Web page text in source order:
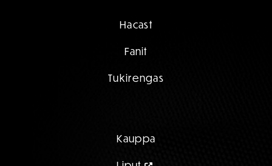
Hacast
Fanit
Tukirengas
Kauppa